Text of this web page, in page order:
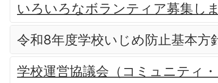
いろいろなボランティア募集し
令和8年度学校いじめ防止基本方
学校運営協議会（コミュニティ